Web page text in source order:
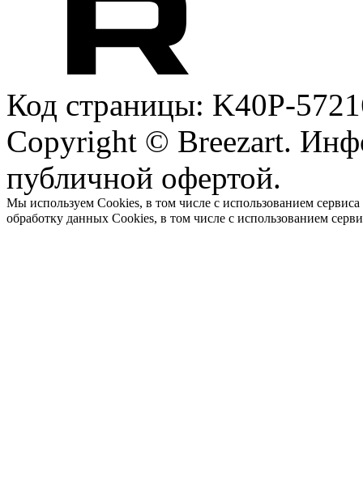
Код страницы: K40P-
Copyright © Breezart.
публичной офертой.
Мы используем Cookies, в том числе с использованием
обработку данных Cookies, в том числе с использованием